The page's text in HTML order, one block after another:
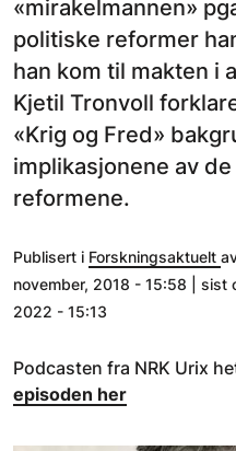
«mirakelmannen»
politiske reformer
han kom til makten i
Kjetil Tronvoll
«Krig og Fred»
implikasjonene av
reformene.
Publisert i Forskningsaktuelt
november, 2018 - 15:58 | sist
2022 - 15:13
Podcasten fra NRK Urix
episoden her